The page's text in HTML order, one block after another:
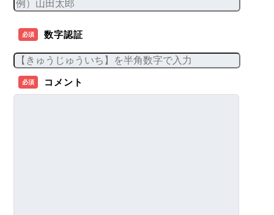
必須 数字認証
必須 コメント